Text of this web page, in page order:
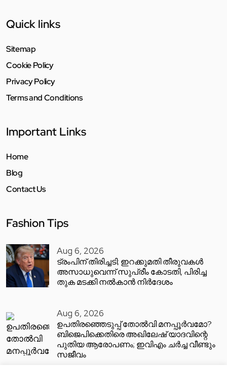
Quick links
Sitemap
Cookie Policy
Privacy Policy
Terms and Conditions
Important Links
Home
Blog
Contact Us
Fashion Tips
Aug 6, 2026
ട്രംപിന് തിരിച്ചടി; ഇറക്കുമതി തീരുവകൾ
അസാധുവെന്ന് സുപ്രീം കോടതി, പിരിച്ച
തുക മടക്കി നൽകാൻ നിർദേശം
Aug 6, 2026
ഉപതിരഞ്ഞെടുപ്പ് തോൽവി മനപ്പൂർവമോ?
ബിജെപിക്കെതിരെ അഖിലേഷ് യാദവിന്റെ
പുതിയ ആരോപണം; ഇവിഎം ചർച്ച വീണ്ടും
സജീവം